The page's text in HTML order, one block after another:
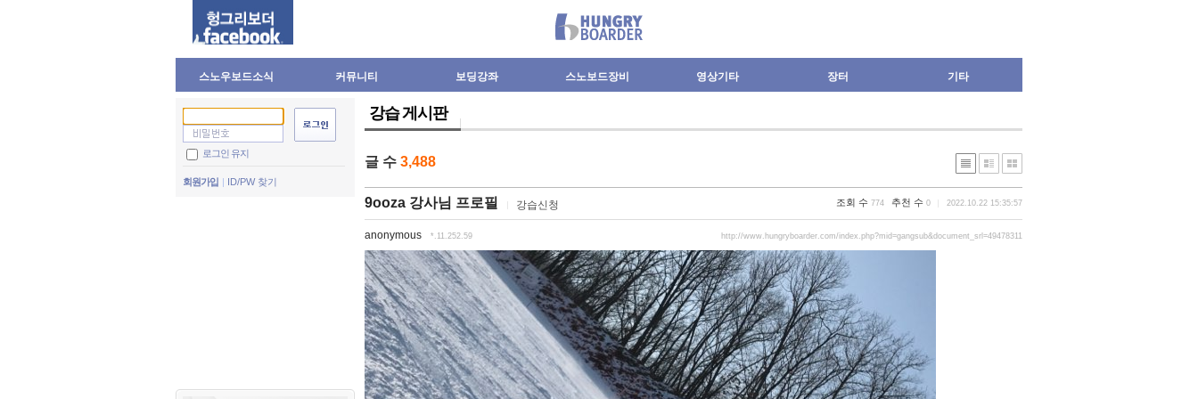
스노우보드소식 커뮤니티 보딩강좌 스노보드장비 영상기타 장터 기타
로그인 유지
회원가입 ID/PW 찾기
강습 게시판
글 수 3,488
9ooza 강사님 프로필 강습신청 조회 수 774 추천 수 0 2022.10.22 15:35:57
anonymous *.11.252.59 http://www.hungryboarder.com/index.php?mid=gangsub&document_srl=49478311